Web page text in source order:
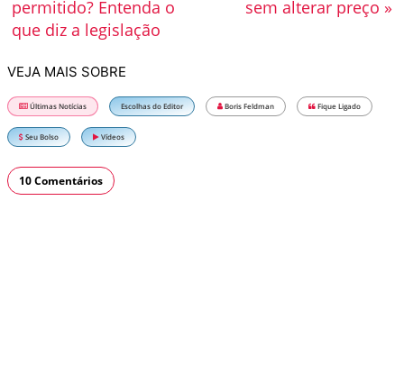
sem alterar preço »
permitido? Entenda o
que diz a legislação
VEJA MAIS SOBRE
Últimas Notícias Escolhas do Editor Boris Feldman Fique Ligado
Seu Bolso Vídeos
10 Comentários